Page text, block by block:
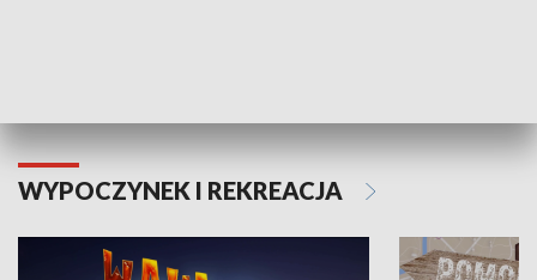
WYPOCZYNEK I REKREACJA